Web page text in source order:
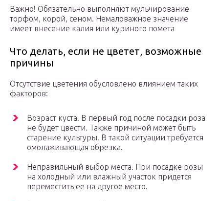
Важно! Обязательно выполняют мульчирование
торфом, корой, сеном. Немаловажное значение
имеет внесение калия или куриного помета
Что делать, если не цветет, возможные
причины
Отсутствие цветения обусловлено влиянием таких
факторов:
Возраст куста. В первый год после посадки роза
не будет цвести. Также причиной может быть
старение культуры. В такой ситуации требуется
омолаживающая обрезка.
Неправильный выбор места. При посадке розы
на холодный или влажный участок придется
переместить ее на другое место.